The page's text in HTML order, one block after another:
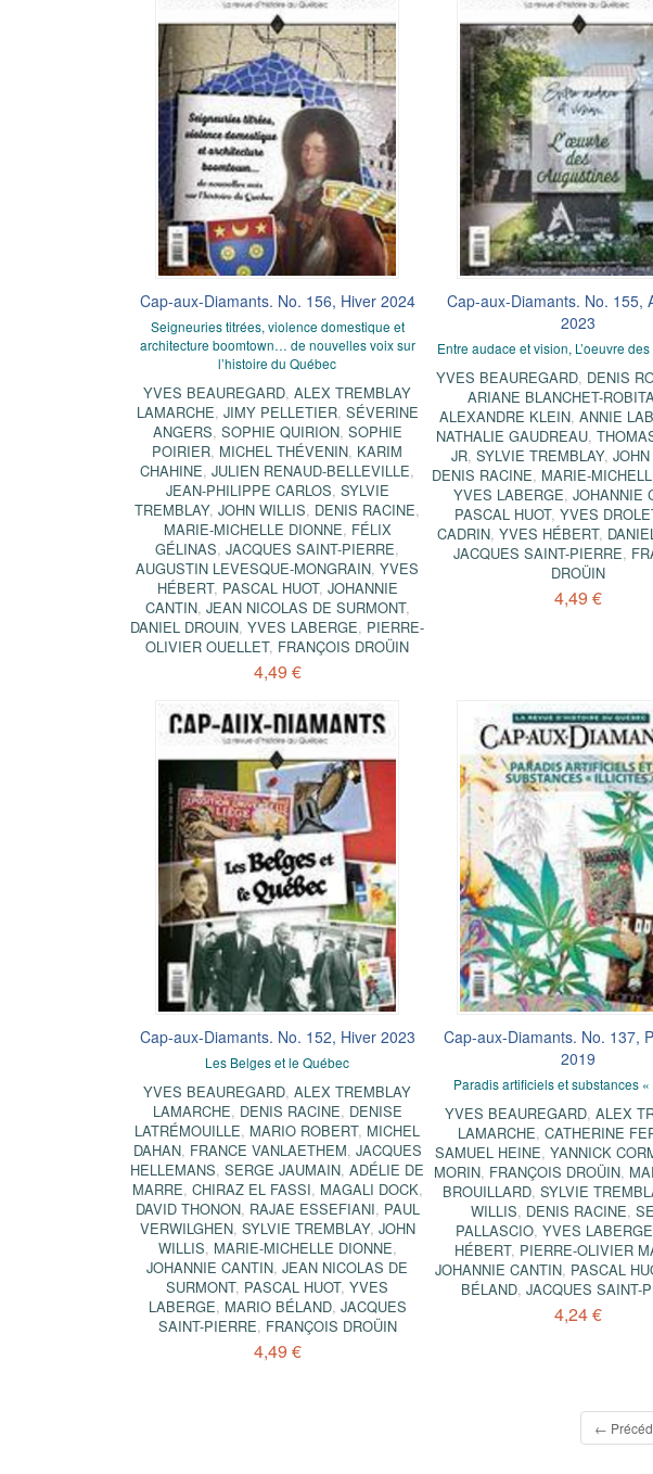
Cap-aux-Diamants. No. 156, Hiver 2024
Seigneuries titrées, violence domestique et
architecture boomtown… de nouvelles voix sur
l’histoire du Québec
YVES BEAUREGARD,ALEX TREMBLAY
LAMARCHE, JIMY PELLETIER, SÉVERINE
ANGERS, SOPHIE QUIRION, SOPHIE
POIRIER, MICHEL THÉVENIN, KARIM
CHAHINE,JULIEN RENAUD-BELLEVILLE,
JEAN-PHILIPPE CARLOS, SYLVIE
TREMBLAY,JOHN WILLIS, DENIS RACINE,
MARIE-MICHELLE DIONNE, FÉLIX
GÉLINAS,JACQUES SAINT-PIERRE,
AUGUSTIN LEVESQUE-MONGRAIN,YVES
HÉBERT, PASCAL HUOT, JOHANNIE
CANTIN, JEAN NICOLAS DE SURMONT,
DANIEL DROUIN,YVES LABERGE, PIERRE-
OLIVIER OUELLET, FRANÇOIS DROÜIN
4,49 €
Cap-aux-Diamants. No. 155,
2023
Entre audace et vision, L’oeuvre
YVES BEAUREGARD, DENIS
ARIANE BLANCHET-
ALEXANDRE KLEIN, ANNIE
NATHALIE GAUDREAU,
JR,SYLVIE TREMBLAY,
DENIS RACINE, MARIE-
YVES LABERGE, JOHANNIE
PASCAL HUOT, YVES
CADRIN, YVES HÉBERT,
JACQUES SAINT-PIERRE,
DROÜIN
4,49 €
Cap-aux-Diamants. No. 152, Hiver 2023
Les Belges et le Québec
YVES BEAUREGARD,ALEX TREMBLAY
LAMARCHE, DENIS RACINE, DENISE
LATRÉMOUILLE, MARIO ROBERT, MICHEL
DAHAN, FRANCE VANLAETHEM, JACQUES
HELLEMANS,SERGE JAUMAIN,ADÉLIE DE
MARRE, CHIRAZ EL FASSI, MAGALI DOCK,
DAVID THONON, RAJAE ESSEFIANI, PAUL
VERWILGHEN, SYLVIE TREMBLAY, JOHN
WILLIS, MARIE-MICHELLE DIONNE,
JOHANNIE CANTIN,JEAN NICOLAS DE
SURMONT, PASCAL HUOT,YVES
LABERGE, MARIO BÉLAND, JACQUES
SAINT-PIERRE, FRANÇOIS DROÜIN
4,49 €
Cap-aux-Diamants. No. 137,
2019
Paradis artificiels et substances
YVES BEAUREGARD, ALEX
LAMARCHE,CATHERINE
SAMUEL HEINE,YANNICK
MORIN, FRANÇOIS DROÜIN,
BROUILLARD,SYLVIE
WILLIS, DENIS RACINE,
PALLASCIO,YVES LABERGE
HÉBERT, PIERRE-OLIVIER
JOHANNIE CANTIN, PASCAL
BÉLAND,JACQUES SAINT-
4,24 €
←